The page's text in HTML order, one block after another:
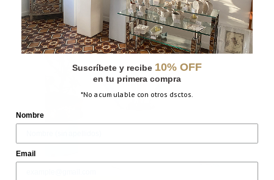
PORTALÁPIZ LIBRO
Suscríbete y recibe 10% OFF
en tu primera compra
*No acumulable con otros dsctos.
Nombre
Email